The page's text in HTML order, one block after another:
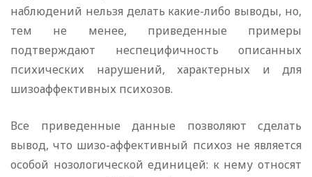
наблюдений нельзя делать какие-либо выводы, но,
тем не менее, приведенные примеры
подтверждают неспецифичность описанных
психических нарушений, характерных и для
шизоаффективных психозов.
Все приведенные данные позволяют сделать
вывод, что шизо-аффективный психоз не является
особой нозологической единицей: к нему относят